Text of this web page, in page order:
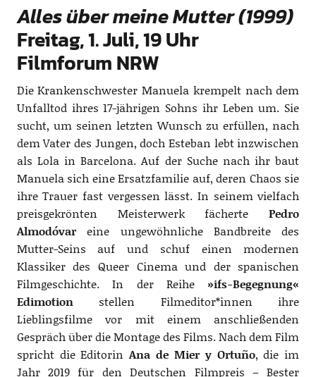
Alles über meine Mutter (1999)
Freitag, 1. Juli, 19 Uhr
Filmforum NRW
Die Krankenschwester Manuela krempelt nach dem
Unfalltod ihres 17-jährigen Sohns ihr Leben um. Sie
sucht, um seinen letzten Wunsch zu erfüllen, nach
dem Vater des Jungen, doch Esteban lebt inzwischen
als Lola in Barcelona. Auf der Suche nach ihr baut
Manuela sich eine Ersatzfamilie auf, deren Chaos sie
ihre Trauer fast vergessen lässt. In seinem vielfach
preisgekrönten Meisterwerk fächertePedro
Almodóvareine ungewöhnliche Bandbreite des
Mutter-Seins auf und schuf einen modernen
Klassiker des Queer Cinema und der spanischen
Filmgeschichte. In der Reihe »ifs-Begegnung«
Edimotionstellen Filmeditor*innen ihre
Lieblingsfilme vor mit einem anschließenden
Gespräch über die Montage des Films. Nach dem Film
spricht die EditorinAna de Mier y Ortuño, die im
Jahr 2019 für den Deutschen Filmpreis – Bester